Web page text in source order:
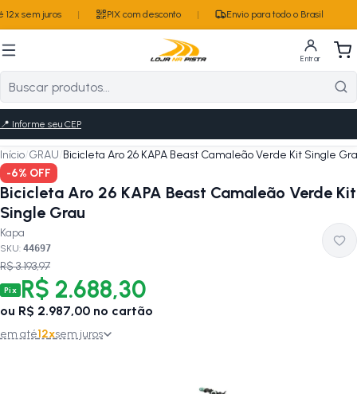
sem juros PIX com desconto Envio para todo o Brasil
Entrar
📍 Informe seu CEP
Início/GRAU/Bicicleta Aro 26 KAPA Beast Camaleão Verde Kit Single
-6% OFF
Bicicleta Aro 26 KAPA Beast Camaleão Verde Kit
Single Grau
Kapa
SKU: 44697
R$ 3.193,97
Pix R$ 2.688,30
ou R$ 2.987,00 no cartão
em até12xsem juros